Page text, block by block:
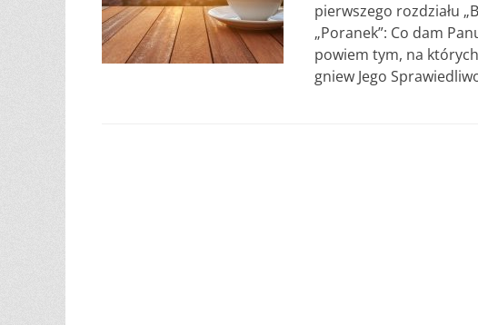
pierwszego rozdziału
„Poranek”: Co dam
powiem tym, na
gniew Jego